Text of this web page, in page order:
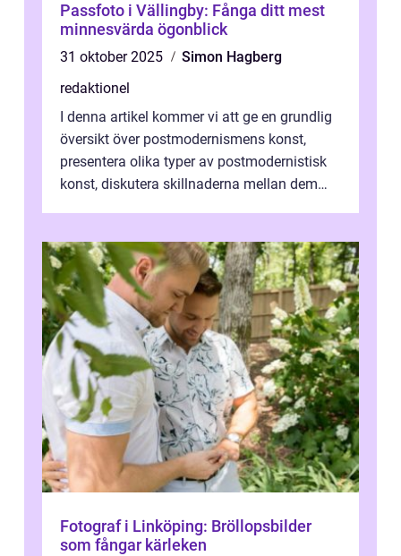
Passfoto i Vällingby: Fånga ditt mest
minnesvärda ögonblick
31 oktober 2025
Simon Hagberg
redaktionel
I denna artikel kommer vi att ge en grundlig
översikt över postmodernismens konst,
presentera olika typer av postmodernistisk
konst, diskutera skillnaderna mellan dem
Fotograf i Linköping: Bröllopsbilder
som fångar kärleken